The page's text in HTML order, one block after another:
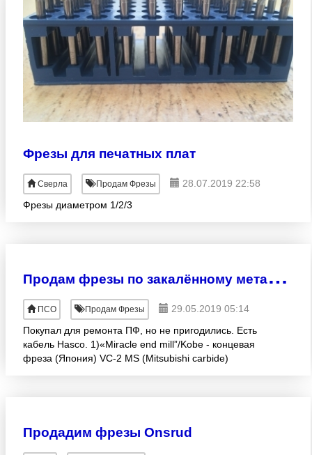
Фрезы для печатных плат
Сверла Продам Фрезы
28.07.2019 22:58
Фрезы диаметром 1/2/3
П
родам фрезы по закалённому металлу, (Япония, 2 шт.)
ПСО Продам Фрезы
29.05.2019 05:14
Покупал для ремонта ПФ, но не пригодились. Есть
кабель Hasco. 1)«Miracle end mill”/Kobe - концевая
фреза (Япония) VC-2 MS (Mitsubishi carbide)
Продадим фрезы Onsrud